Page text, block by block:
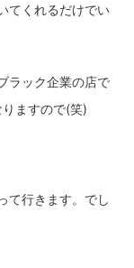
てくれるだけでい
ラック企業の店で
ますので(笑)
て行きます。でし